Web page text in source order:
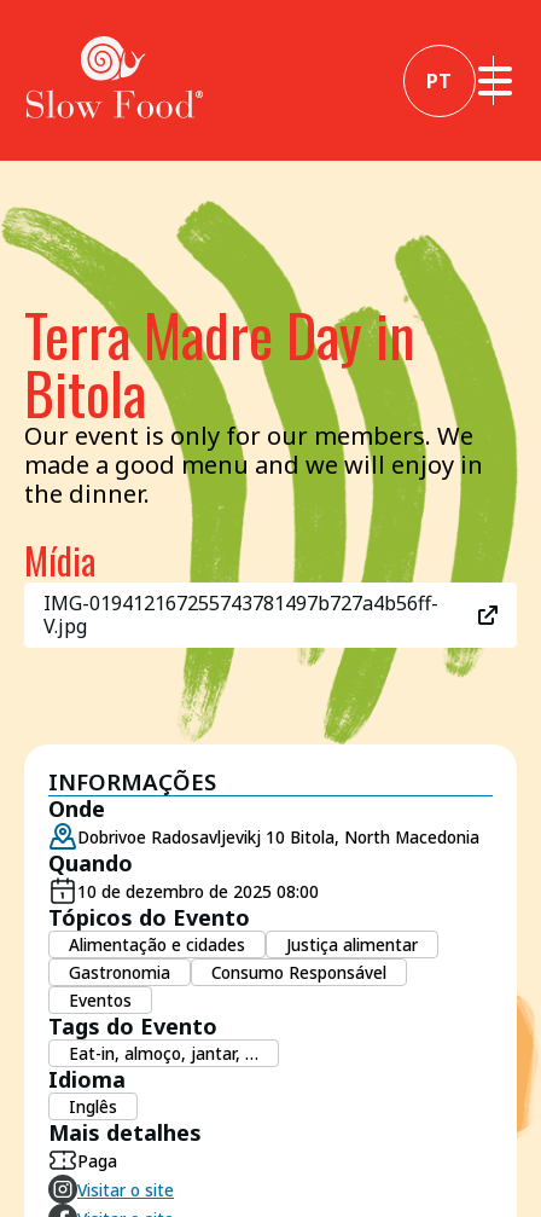
PT
Terra Madre Day in
Bitola
Our event is only for our members. We
made a good menu and we will enjoy in
the dinner.
Mídia
IMG-019412167255743781497b727a4b56ff-
V.jpg
INFORMAÇÕES
Onde
Dobrivoe Radosavljevikj 10 Bitola, North Macedonia
Quando
10 de dezembro de 2025 08:00
Tópicos do Evento
Alimentação e cidades
Justiça alimentar
Gastronomia
Consumo Responsável
Eventos
Tags do Evento
Eat-in, almoço, jantar, …
Idioma
Inglês
Mais detalhes
Paga
Visitar o site